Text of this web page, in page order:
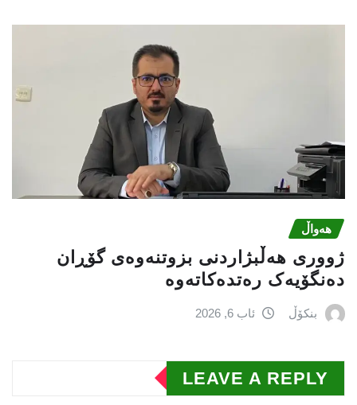
هەواڵ
ژووری هەڵبژاردنی بزوتنەوەى گۆڕان
دەنگۆیەک رەتدەکاتەوە
بنکۆڵ ئاب 6, 2026
LEAVE A REPLY